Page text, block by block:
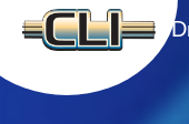
A CCUEIL D